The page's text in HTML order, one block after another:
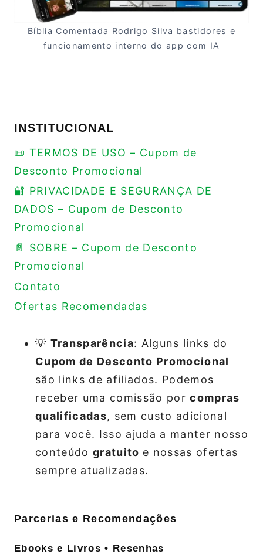
Bíblia Comentada Rodrigo Silva bastidores e
funcionamento interno do app com IA
INSTITUCIONAL
📜 TERMOS DE USO – Cupom de
Desconto Promocional
🔐 PRIVACIDADE E SEGURANÇA DE
DADOS – Cupom de Desconto
Promocional
📄 SOBRE – Cupom de Desconto
Promocional
Contato
Ofertas Recomendadas
💡 Transparência: Alguns links do
Cupom de Desconto Promocional
são links de afiliados. Podemos
receber uma comissão porcompras
qualificadas, sem custo adicional
para você. Isso ajuda a manter nosso
conteúdo gratuito e nossas ofertas
sempre atualizadas.
Parcerias e Recomendações
Ebooks e Livros • Resenhas